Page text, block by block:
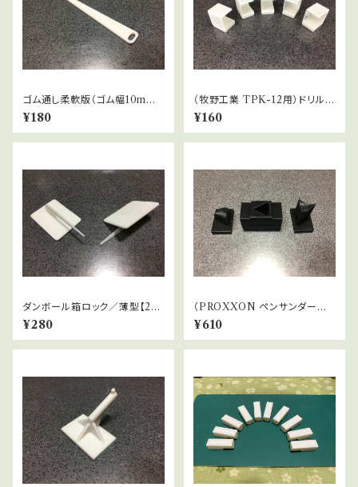
ゴム通し柔軟版（ゴム幅10mm
向け／パジャマゴムなどに）
¥180
（牧野工業 TPK-12用）ドリル刃
ケースのラベル・ベース v2
¥160
ダンボール箱ロック／薄型【2個
ひと組】
¥280
（PROXXON ペンサンダー向
け）ペーパー切り出し器ver.4.2
／三角形状
¥610